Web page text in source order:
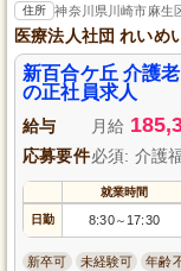
住所 神奈川県川崎市麻生
医療法人社団 れいめ
新百合ケ丘 介護
の正社員求人
給与 月給
応募要件必須: 介護
就業時間
日勤 8:30～ 17:30
新卒可 未経験可 年齢